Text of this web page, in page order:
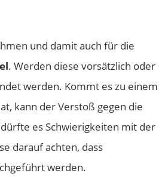
und damit auch für die
. Werden diese vorsätzlich oder
werden. Kommt es zu einem
kann der Verstoß gegen die
es Schwierigkeiten mit der
darauf achten, dass
werden.